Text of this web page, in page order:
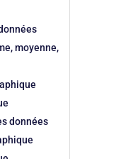
moyenne,
données